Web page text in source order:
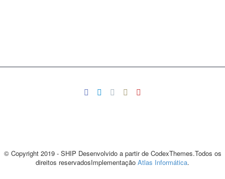
© Copyright 2019 - SHIP Desenvolvido a partir de CodexThemes.Todos os
direitos reservadosImplementação Atlas Informática.